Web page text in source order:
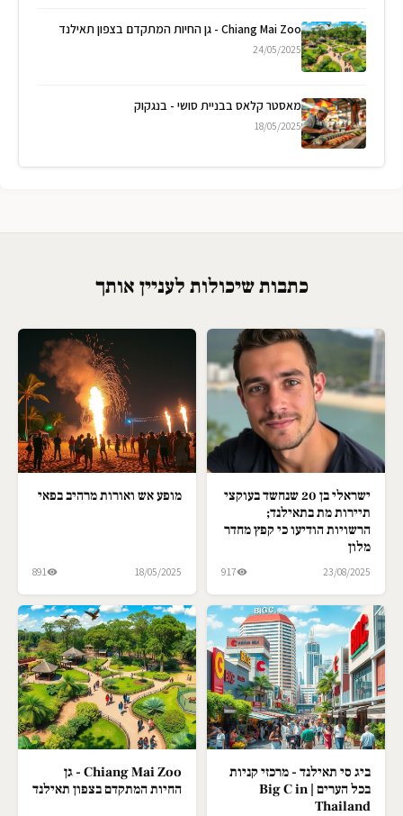
Chiang Mai Zoo - גן החיות המתקדם בצפון תאילנד
24/05/2025
מאסטר קלאס בבניית סושי - בנגקוק
18/05/2025
כתבות שיכולות לעניין אותך
ישראלי בן 20 שנחשד בעוקצי
תיירות מת בתאילנד;
הרשויות הודיעו כי קפץ מחדר
מלון
23/08/2025
917
מופע אש ואורות מרהיב בפאי
18/05/2025
891
ביג סי תאילנד - מרכזי קניות
בכל הערים | Big C in
Thailand
Chiang Mai Zoo - גן
החיות המתקדם בצפון תאילנד